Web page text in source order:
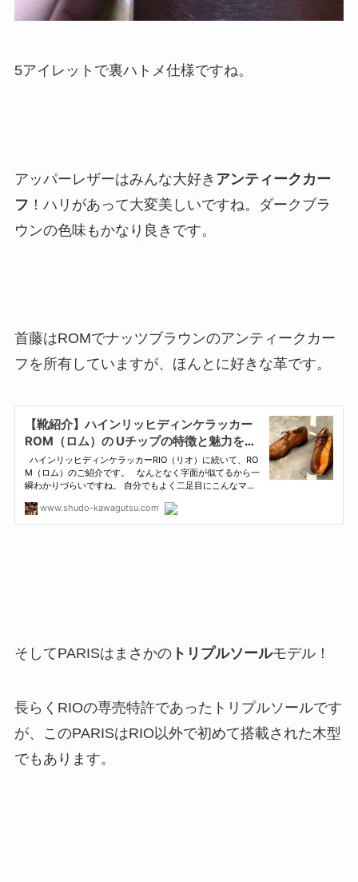
5アイレットで裏ハトメ仕様ですね。
アッパーレザーはみんな大好き アンティークカー
フ ！ハリがあって大変美しいですね。ダークブラ
ウンの色味もかなり良きです。
首藤はROMでナッツブラウンのアンティークカー
フを所有していますが、ほんとに好きな革です。
そしてPARISはまさかのトリプルソールモデル！
長らくRIOの専売特許であったトリプルソールです
が、このPARISはRIO以外で初めて搭載された木型
でもあります。